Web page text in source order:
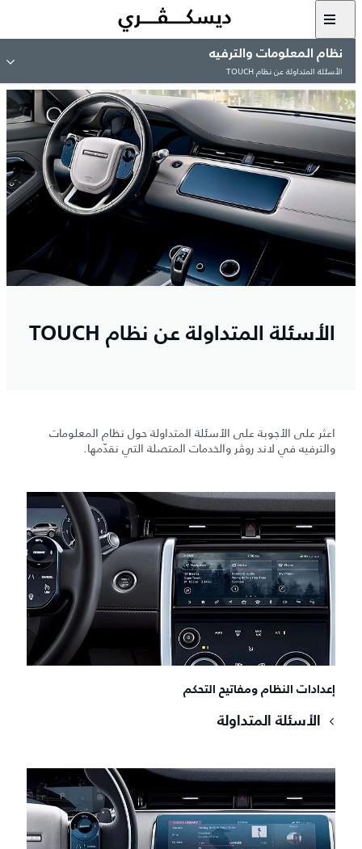
نظام المعلومات والترفيه
الأسئلة المتداولة عن نظام TOUCH
الأسئلة المتداولة عن نظام TOUCH
اعثر على الأجوبة على الأسئلة المتداولة حول نظام المعلومات
والترفيه في لاند روڤر والخدمات المتصلة التي نقدّمها.
إعدادات النظام ومفاتيح التحكم
الأسئلة المتداولة